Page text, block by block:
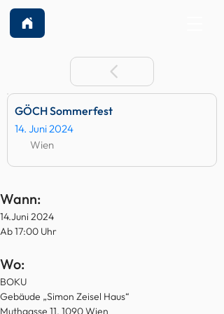
GÖCH Sommerfest
14. Juni 2024
Wien
Wann:
14.Juni 2024
Ab 17:00 Uhr
Wo:
BOKU
Gebäude „Simon Zeisel Haus“
Muthgasse 11, 1090 Wien